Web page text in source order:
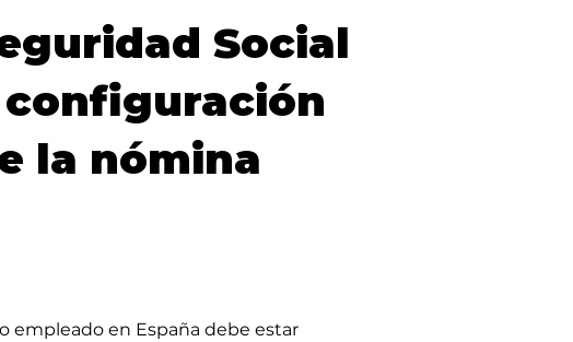
Social
la nómina
empleado en España debe estar